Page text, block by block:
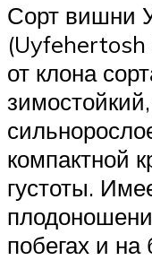
Сорт вишни
от клона
компактной
густоты.
побегах и на